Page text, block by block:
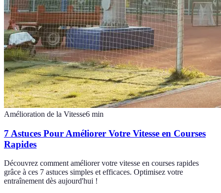
Amélioration de la Vitesse6 min
7 Astuces Pour Améliorer Votre Vitesse en Courses
Rapides
Découvrez comment améliorer votre vitesse en courses rapides
grâce à ces 7 astuces simples et efficaces. Optimisez votre
entraînement dès aujourd'hui !